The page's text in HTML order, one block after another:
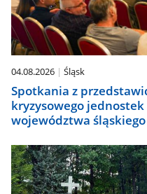
04.08.2026 Śląsk
Spotkania z
kryzysowego
województwa śląskiego